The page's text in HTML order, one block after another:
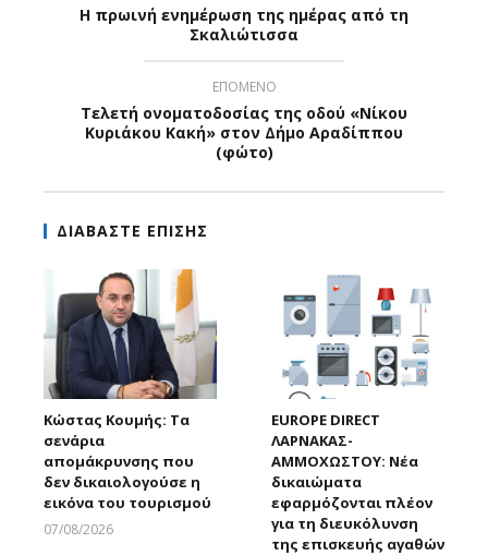
Η πρωινή ενημέρωση της ημέρας από τη
Σκαλιώτισσα
ΕΠΟΜΕΝΟ
Τελετή ονοματοδοσίας της οδού «Νίκου
Κυριάκου Κακή» στον Δήμο Αραδίππου
(φώτο)
ΔΙΑΒΑΣΤΕ ΕΠΙΣΗΣ
Κώστας Κουμής: Τα
σενάρια
απομάκρυνσης που
δεν δικαιολογούσε η
εικόνα του τουρισμού
07/08/2026
EUROPE DIRECT
ΛΑΡΝΑΚΑΣ-
ΑΜΜΟΧΩΣΤΟΥ: Νέα
δικαιώματα
εφαρμόζονται πλέον
για τη διευκόλυνση
της επισκευής αγαθών